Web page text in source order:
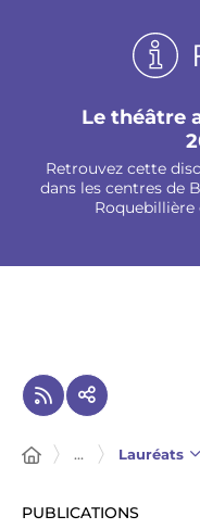
Le théâtre
Retrouvez cette
dans les centres de
Roquebillière
... Lauréats
PUBLICATIONS